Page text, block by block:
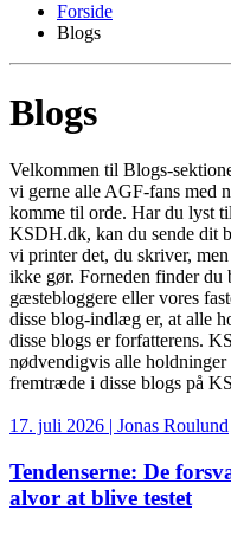
Forside
Blogs
Blogs
Velkommen til Blogs-
vi gerne alle AGF-fans med
komme til orde. Har du lyst
KSDH.dk, kan du sende dit
vi printer det, du skriver,
ikke gør. Forneden finder du
gæstebloggere eller vores
disse blog-indlæg er, at alle
disse blogs er forfatterens.
nødvendigvis alle
fremtræde i disse blogs på
17. juli 2026 | Jonas Roulund
Tendenserne: De
alvor at blive testet